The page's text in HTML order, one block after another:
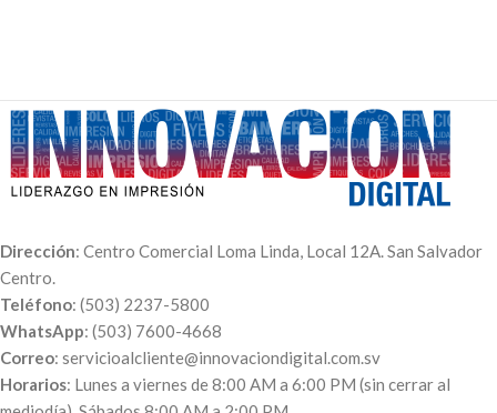
Compra mínima de 50 unidades,
equivalente a una caja. Para
otras medidas puede
contactarnos a nuestroCorreo:
servicioalcliente@innovaciondigital.com.sv
o a nuestroWhatsApp: (503)
7600-4668.
Dirección: Centro Comercial Loma Linda, Local 12A. San Salvador
Centro.
Teléfono: (503) 2237-5800
WhatsApp: (503) 7600-4668
Correo: servicioalcliente@innovaciondigital.com.sv
Horarios: Lunes a viernes de 8:00 AM a 6:00 PM (sin cerrar al